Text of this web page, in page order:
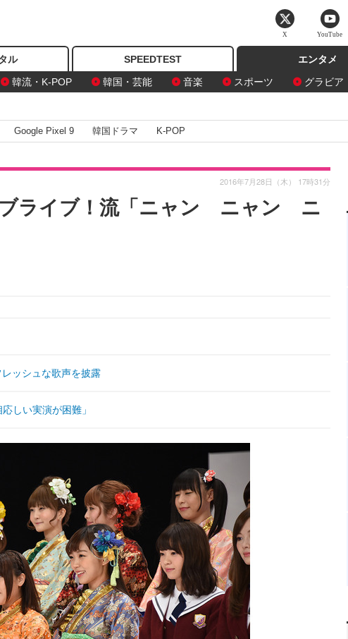
ル SPEEDTEST
エンタメ
韓流・K-POP 韓国・芸能 音楽 スポーツ グラビア
Google Pixel 9 韓国ドラマ K-POP
ブライブ！流「ニャン ニャン ニ
2016年7月28日（木） 17時31分
ッシュな歌声を披露
しい実演が困難」
X YouTube